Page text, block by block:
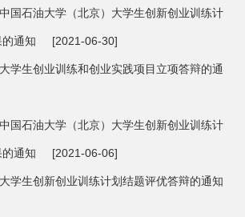
国石油大学（北京）大学生创新创业训练计
通知 [2021-06-30]
学生创业训练和创业实践项目立项答辩的通
国石油大学（北京）大学生创新创业训练计
通知 [2021-06-06]
学生创新创业训练计划结题评优答辩的通知